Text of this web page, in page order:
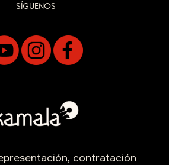
SÍGUENOS
contratación